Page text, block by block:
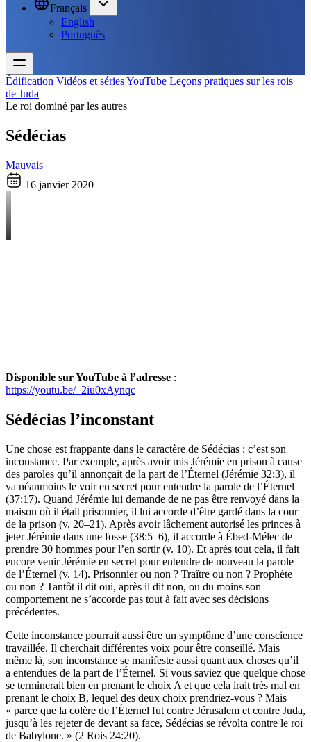
Français
English
Português
Édification Vidéos et séries YouTube Leçons pratiques sur les rois
de Juda
Le roi dominé par les autres
Sédécias
Mauvais
16 janvier 2020
Disponible sur YouTube à l’adresse :
https://youtu.be/_2iu0xAynqc
Sédécias l’inconstant
Une chose est frappante dans le caractère de Sédécias : c’est son
inconstance. Par exemple, après avoir mis Jérémie en prison à cause
des paroles qu’il annonçait de la part de l’Éternel (Jérémie 32:3), il
va néanmoins le voir en secret pour entendre la parole de l’Éternel
(37:17). Quand Jérémie lui demande de ne pas être renvoyé dans la
maison où il était prisonnier, il lui accorde d’être gardé dans la cour
de la prison (v. 20–21). Après avoir lâchement autorisé les princes à
jeter Jérémie dans une fosse (38:5–6), il accorde à Ébed-Mélec de
prendre 30 hommes pour l’en sortir (v. 10). Et après tout cela, il fait
encore venir Jérémie en secret pour entendre de nouveau la parole
de l’Éternel (v. 14). Prisonnier ou non ? Traître ou non ? Prophète
ou non ? Tantôt il dit oui, après il dit non, ou du moins son
comportement ne s’accorde pas tout à fait avec ses décisions
précédentes.
Cette inconstance pourrait aussi être un symptôme d’une conscience
travaillée. Il cherchait différentes voix pour être conseillé. Mais
même là, son inconstance se manifeste aussi quant aux choses qu’il
a entendues de la part de l’Éternel. Si vous saviez que quelque chose
se terminerait bien en prenant le choix A et que cela irait très mal en
prenant le choix B, lequel des deux choix prendriez-vous ? Mais
« parce que la colère de l’Éternel fut contre Jérusalem et contre Juda,
jusqu’à les rejeter de devant sa face, Sédécias se révolta contre le roi
de Babylone. » (2 Rois 24:20).